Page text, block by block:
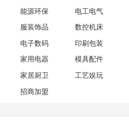
能源环保
电工电气
服装饰品
数控机床
电子数码
印刷包装
家用电器
模具配件
家居厨卫
工艺娱玩
招商加盟